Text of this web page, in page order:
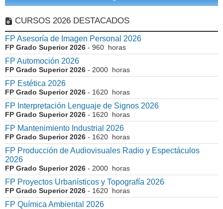
CURSOS 2026 DESTACADOS
FP Asesoría de Imagen Personal 2026
FP Grado Superior 2026 - 960 horas
FP Automoción 2026
FP Grado Superior 2026 - 2000 horas
FP Estética 2026
FP Grado Superior 2026 - 1620 horas
FP Interpretación Lenguaje de Signos 2026
FP Grado Superior 2026 - 1620 horas
FP Mantenimiento Industrial 2026
FP Grado Superior 2026 - 1620 horas
FP Producción de Audiovisuales Radio y Espectáculos
2026
FP Grado Superior 2026 - 2000 horas
FP Proyectos Urbanísticos y Topografía 2026
FP Grado Superior 2026 - 1620 horas
FP Química Ambiental 2026